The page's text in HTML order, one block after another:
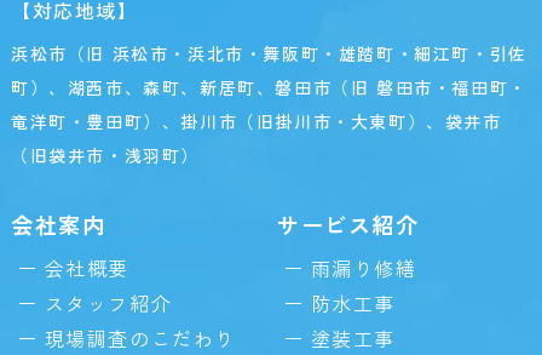
【対応地域】
浜松市（旧 浜松市・浜北市・舞阪町・雄踏町・細江町・引佐
町）、湖西市、森町、新居町、磐田市（旧 磐田市・福田町・
竜洋町・豊田町）、掛川市（旧掛川市・大東町）、袋井市
（旧袋井市・浅羽町）
会社案内
会社概要
スタッフ紹介
現場調査のこだわり
サービス紹介
雨漏り修繕
防水工事
塗装工事